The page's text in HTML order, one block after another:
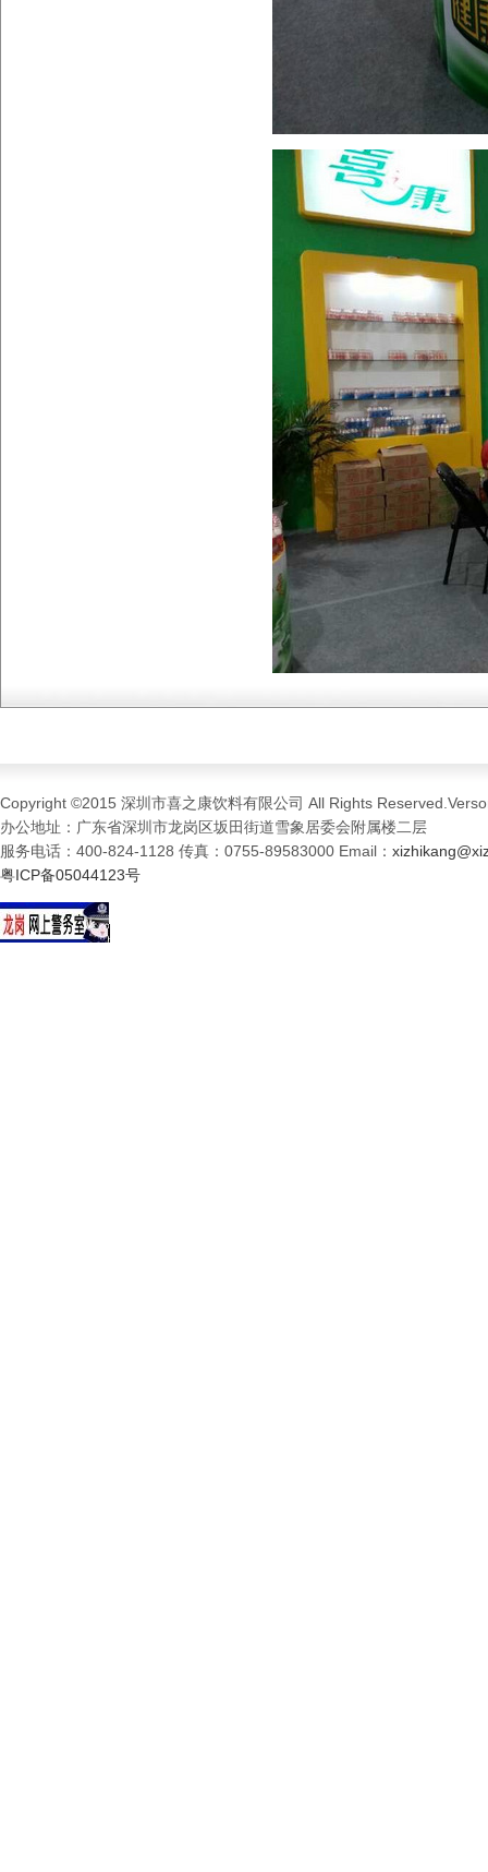
Copyright ©2015 深圳市喜之康饮料有限公司 All Rights
办公地址：广东省深圳市龙岗区坂田街道雪象居委会附属楼二层
服务电话：400-824-1128 传真：0755-89583000 Email：
粤ICP备05044123号